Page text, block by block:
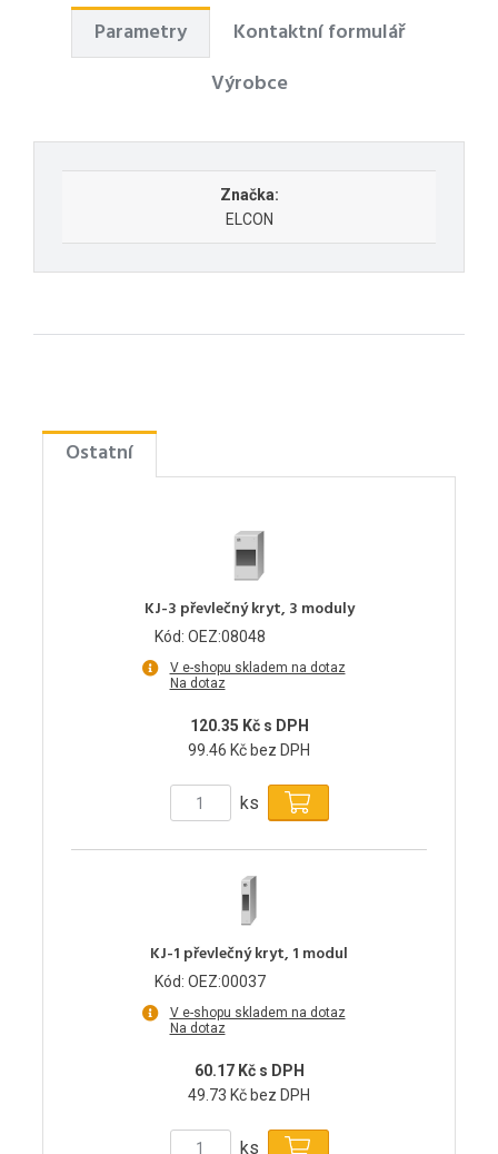
Parametry
Kontaktní formulář
Výrobce
Značka:
ELCON
Ostatní
KJ-3 převlečný kryt, 3 moduly
Kód: OEZ:08048
V e-shopu skladem na dotaz
Na dotaz
120.35 Kč s DPH
99.46 Kč bez DPH
ks
KJ-1 převlečný kryt, 1 modul
Kód: OEZ:00037
V e-shopu skladem na dotaz
Na dotaz
60.17 Kč s DPH
49.73 Kč bez DPH
ks